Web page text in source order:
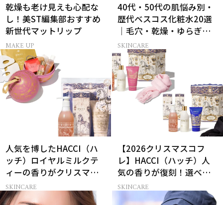
乾燥も老け見えも心配な
し！美ST編集部おすすめ
新世代マットリップ
MAKE UP
40代・50代の肌悩み別・
歴代ベスコス化粧水20選
｜毛穴・乾燥・ゆらぎな
ど
SKINCARE
人気を博したHACCI（ハ
ッチ）ロイヤルミルクテ
ィーの香りがクリスマス
に向けて限定セットで復
刻！
SKINCARE
【2026クリスマスコフ
レ】HACCI（ハッチ）人
気の香りが復刻！選べる
コフレが楽しい♡
SKINCARE